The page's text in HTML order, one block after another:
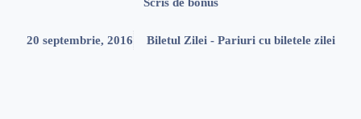
20 septembrie, 2016 Biletul Zilei - Pariuri cu biletele zilei